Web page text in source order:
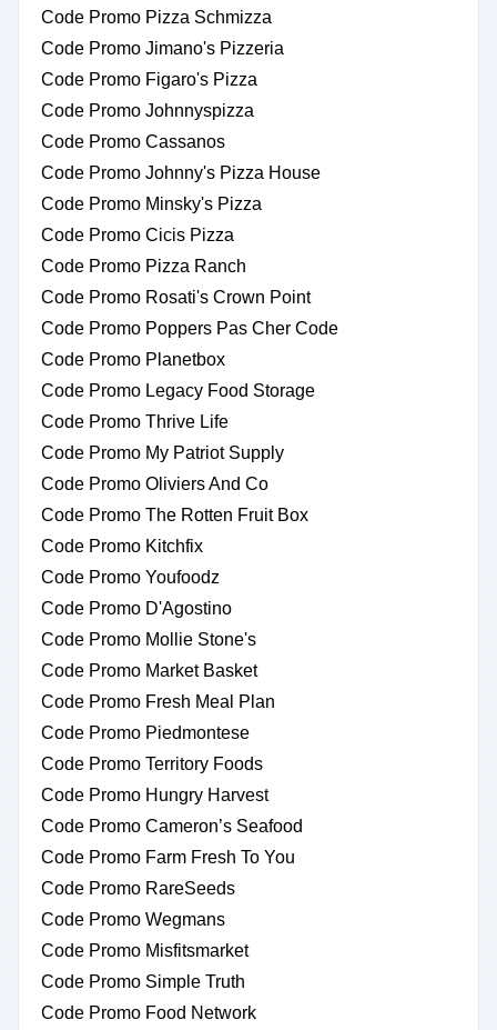
Code Promo Pizza Schmizza
Code Promo Jimano's Pizzeria
Code Promo Figaro's Pizza
Code Promo Johnnyspizza
Code Promo Cassanos
Code Promo Johnny's Pizza House
Code Promo Minsky's Pizza
Code Promo Cicis Pizza
Code Promo Pizza Ranch
Code Promo Rosati's Crown Point
Code Promo Poppers Pas Cher Code
Code Promo Planetbox
Code Promo Legacy Food Storage
Code Promo Thrive Life
Code Promo My Patriot Supply
Code Promo Oliviers And Co
Code Promo The Rotten Fruit Box
Code Promo Kitchfix
Code Promo Youfoodz
Code Promo D'Agostino
Code Promo Mollie Stone's
Code Promo Market Basket
Code Promo Fresh Meal Plan
Code Promo Piedmontese
Code Promo Territory Foods
Code Promo Hungry Harvest
Code Promo Cameron’s Seafood
Code Promo Farm Fresh To You
Code Promo RareSeeds
Code Promo Wegmans
Code Promo Misfitsmarket
Code Promo Simple Truth
Code Promo Food Network